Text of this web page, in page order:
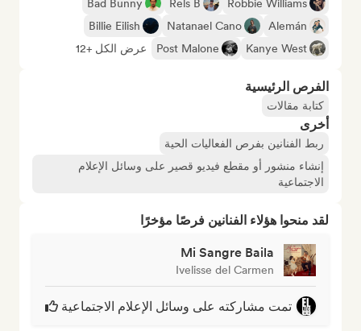
Robbie Williams
Rels B
Bad Bunny
Alemán
Natanael Cano
Billie Eilish
Kanye West
Post Malone عرض الكل +12
الفرص الرئيسية
كتابة مقالات
أخرى
ربط الفنانين بفرص الفعاليات الحية
إنشاء منشور أو مقطع فيديو قصير على وسائل الإعلام
الاجتماعية
لقد منحوا هؤلاء الفنانين فرصًا مؤخرًا
Mi Sangre Baila
Ivelisse del Carmen
تمت مشاركته على وسائل الإعلام الاجتماعية